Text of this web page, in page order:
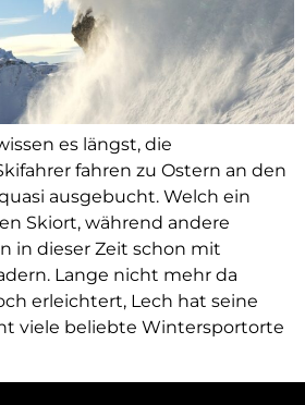
es längst, die
fahren zu Ostern an den
ausgebucht. Welch ein
Skiort, während andere
in dieser Zeit schon mit
Lange nicht mehr da
erleichtert, Lech hat seine
viele beliebte Wintersportorte